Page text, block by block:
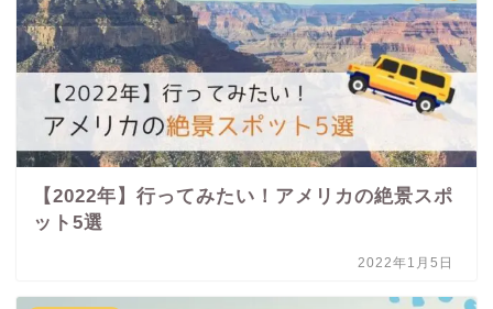
【2022年】行ってみたい！アメリカの絶景スポ
ット5選
2022年1月5日